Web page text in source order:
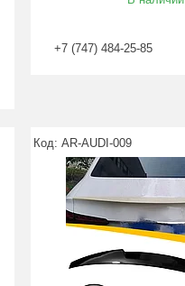
+7 (747) 484-25-85
AR-AUDI-009